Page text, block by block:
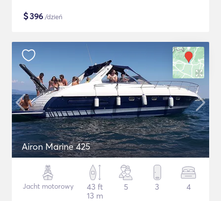
$396 /dzień
Airon Marine 425
Jacht motorowy
43 ft
13 m
5 3 4